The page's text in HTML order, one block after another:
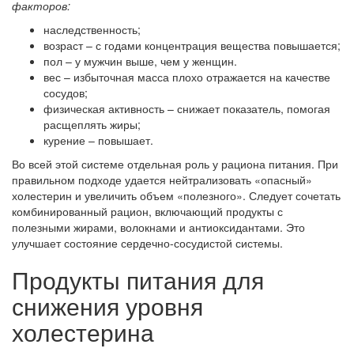
факторов:
наследственность;
возраст – с годами концентрация вещества повышается;
пол – у мужчин выше, чем у женщин.
вес – избыточная масса плохо отражается на качестве
сосудов;
физическая активность – снижает показатель, помогая
расщеплять жиры;
курение – повышает.
Во всей этой системе отдельная роль у рациона питания. При
правильном подходе удается нейтрализовать «опасный»
холестерин и увеличить объем «полезного». Следует сочетать
комбинированный рацион, включающий продукты с
полезными жирами, волокнами и антиоксидантами. Это
улучшает состояние сердечно-сосудистой системы.
Продукты питания для
снижения уровня
холестерина